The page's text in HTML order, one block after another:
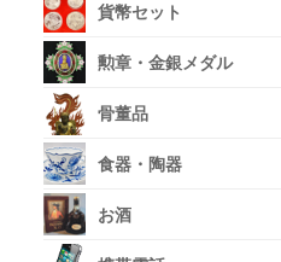
貨幣セット
勲章・金銀メダル
骨董品
食器・陶器
お酒